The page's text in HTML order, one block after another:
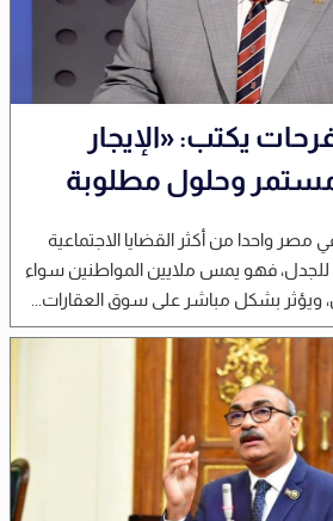
يكتب: «الإيجار
وحلول مطلوبة
مصر واحدا من أكثر القضايا الاجتماعية
للجدل، فهو يمس ملايين المواطنين سواء
ويؤثر بشكل مباشر على سوق العقارات...